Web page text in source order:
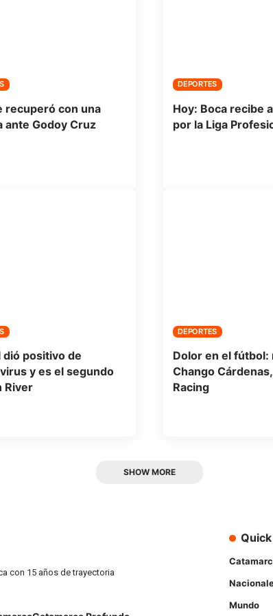
recuperó con una
ante Godoy Cruz
DEPORTES
Hoy: Boca recibe
por la Liga
dió positivo de
y es el segundo
River
DEPORTES
Dolor en el fútbol:
Chango
Racing
SHOW MORE
con 15 años de trayectoria
Mundo